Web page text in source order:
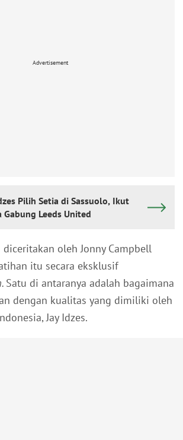
Advertisement
Pilih Setia di Sassuolo, Ikut
Gabung Leeds United
diceritakan oleh Jonny Campbell
itu secara eksklusif
Satu di antaranya adalah bagaimana
dengan kualitas yang dimiliki oleh
Jay Idzes.